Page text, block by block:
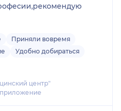
Приняли вовремя
Удобно добираться
центр"